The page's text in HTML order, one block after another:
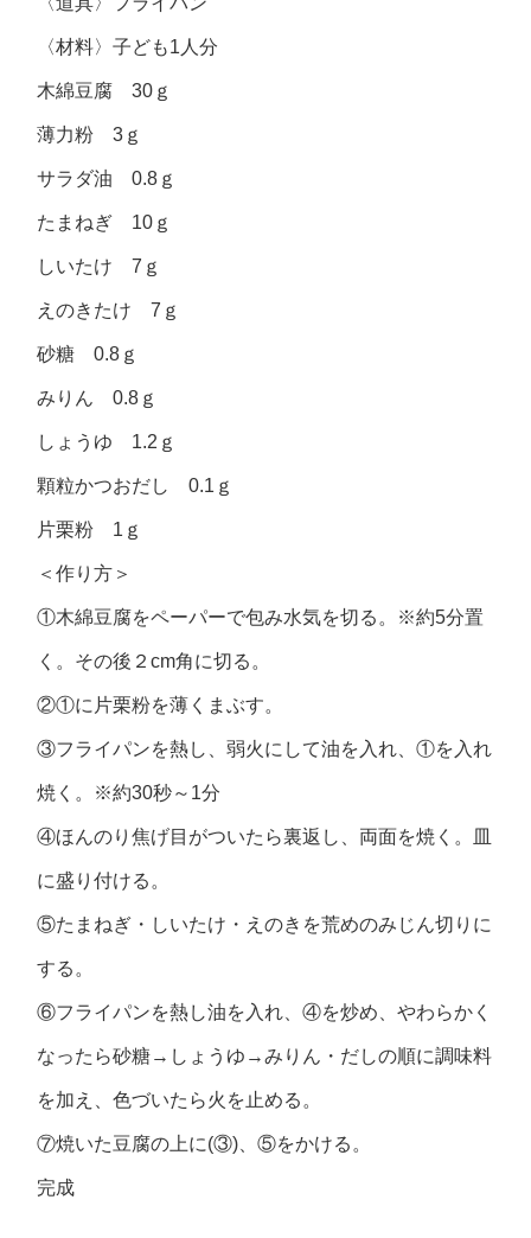
〈材料〉子ども1人分
木綿豆腐 30ｇ
薄力粉 3ｇ
サラダ油 0.8ｇ
たまねぎ 10ｇ
しいたけ 7ｇ
えのきたけ 7ｇ
砂糖 0.8ｇ
みりん 0.8ｇ
しょうゆ 1.2ｇ
顆粒かつおだし 0.1ｇ
片栗粉 1ｇ
＜作り方＞
①木綿豆腐をペーパーで包み水気を切る。※約5分置
く。その後２cm角に切る。
②①に片栗粉を薄くまぶす。
③フライパンを熱し、弱火にして油を入れ、①を入れ
焼く。※約30秒～1分
④ほんのり焦げ目がついたら裏返し、両面を焼く。皿
に盛り付ける。
⑤たまねぎ・しいたけ・えのきを荒めのみじん切りに
する。
⑥フライパンを熱し油を入れ、④を炒め、やわらかく
なったら砂糖→しょうゆ→みりん・だしの順に調味料
を加え、色づいたら火を止める。
⑦焼いた豆腐の上に(③)、⑤をかける。
完成